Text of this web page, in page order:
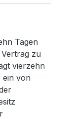
Tagen
zu
vierzehn
ein von